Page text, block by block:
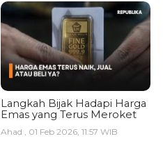
Langkah Bijak Hadapi Harga
Emas yang Terus Meroket
Ahad , 01 Feb 2026, 11:57 WIB